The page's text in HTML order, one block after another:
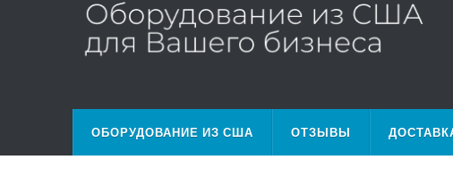
ОБОРУДОВАНИЕ ИЗ США ОТЗЫВЫ